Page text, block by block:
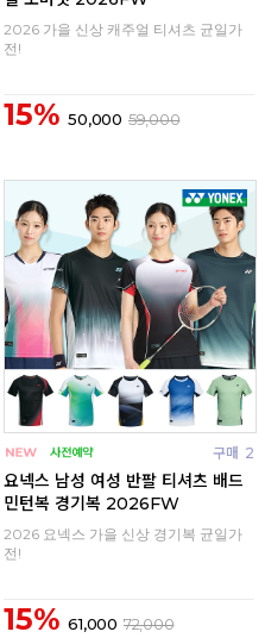
2026 가을 신상 캐주얼 티셔츠 균일가
전!
15% 50,000 59,000
구매 2
요넥스 남성 여성 반팔 티셔츠 배드
민턴복 경기복 2026FW
2026 요넥스 가을 신상 경기복 균일가
전!
15% 61,000 72,000